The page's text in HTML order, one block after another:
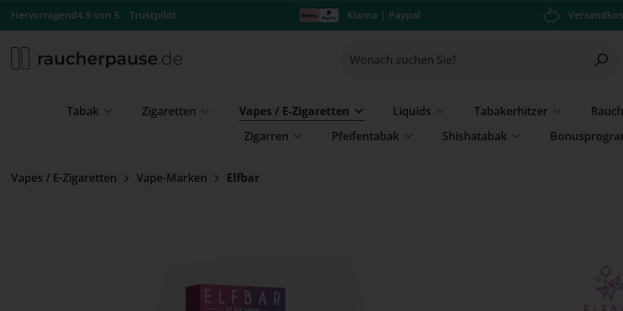
Hauptinhalt springen
Zur Suche springen
Zur Hauptnavigation springen
Hervorragend4.9 von 5 Trustpilot Klarna | Paypal
Tabak Zigaretten Vapes / E-Zigaretten Liquids Tabakerhitzer
Zigarren
Pfeifentabak Shishatabak
Vapes / E-Zigaretten Vape-Marken Elfbar